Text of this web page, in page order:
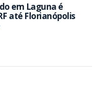
em Laguna é
até Florianópolis